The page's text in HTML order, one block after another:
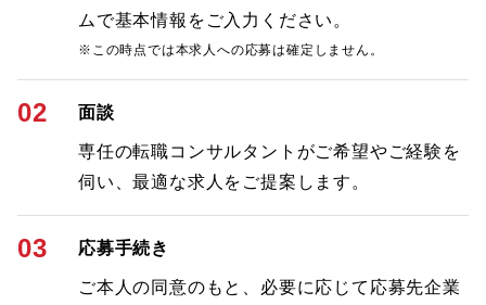
ムで基本情報をご入力ください。
※この時点では本求人への応募は確定しません。
02 面談
専任の転職コンサルタントがご希望やご経験を
伺い、最適な求人をご提案します。
03 応募手続き
ご本人の同意のもと、必要に応じて応募先企業